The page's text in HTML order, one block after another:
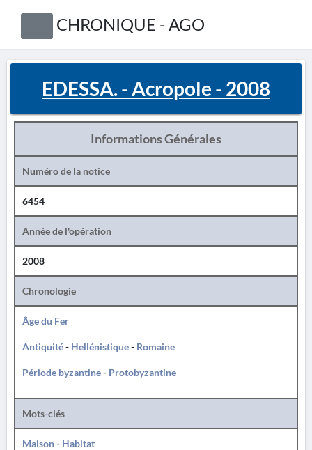
CHRONIQUE - AGO
EDESSA. - Acropole - 2008
Informations Générales
Numéro de la notice
6454
Année de l'opération
2008
Chronologie
Âge du Fer
Antiquité- Hellénistique- Romaine
Période byzantine- Protobyzantine
Mots-clés
Maison- Habitat